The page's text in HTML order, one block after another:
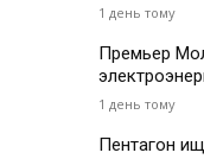
1 день тому
Премьер
1 день тому
Пентагон